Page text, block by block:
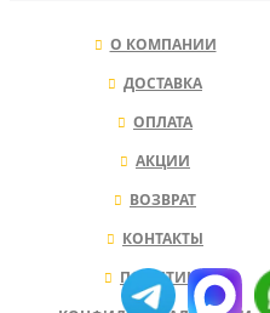
О КОМПАНИИ
ДОСТАВКА
ОПЛАТА
АКЦИИ
ВОЗВРАТ
КОНТАКТЫ
ПОЛИТИКА